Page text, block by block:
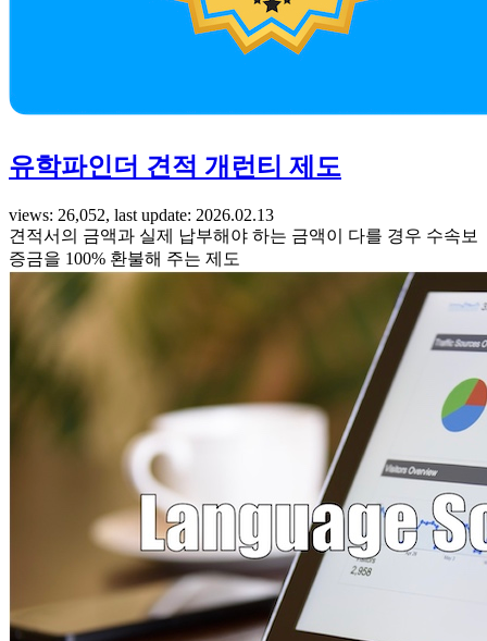
유학파인더 견적 개런티 제도
views: 26,052, last update: 2026.02.13
견적서의 금액과 실제 납부해야 하는 금액이 다를 경우 수속보
증금을 100% 환불해 주는 제도